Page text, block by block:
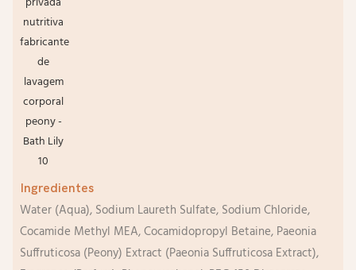
Ingredientes
Water (Aqua), Sodium Laureth Sulfate, Sodium Chloride,
Cocamide Methyl MEA, Cocamidopropyl Betaine, Paeonia
Suffruticosa (Peony) Extract (Paeonia Suffruticosa Extract),